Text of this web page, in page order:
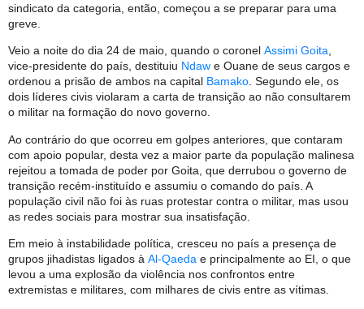
sindicato da categoria, então, começou a se preparar para uma
greve.
Veio a noite do dia 24 de maio, quando o coronel Assimi Goita
vice-presidente do país, destituiu Ndaw e Ouane de seus cargos e
ordenou a prisão de ambos na capital Bamako . Segundo ele, os
dois líderes civis violaram a carta de transição ao não consultarem
o militar na formação do novo governo.
Ao contrário do que ocorreu em golpes anteriores, que contaram
com apoio popular, desta vez a maior parte da população malinesa
rejeitou a tomada de poder por Goita, que derrubou o governo de
transição recém-instituído e assumiu o comando do país. A
população civil não foi às ruas protestar contra o militar, mas usou
as redes sociais para mostrar sua insatisfação.
Em meio à instabilidade política, cresceu no país a presença de
grupos jihadistas ligados à Al-Qaeda e principalmente ao EI, o que
levou a uma explosão da violência nos confrontos entre
extremistas e militares, com milhares de civis entre as vítimas.